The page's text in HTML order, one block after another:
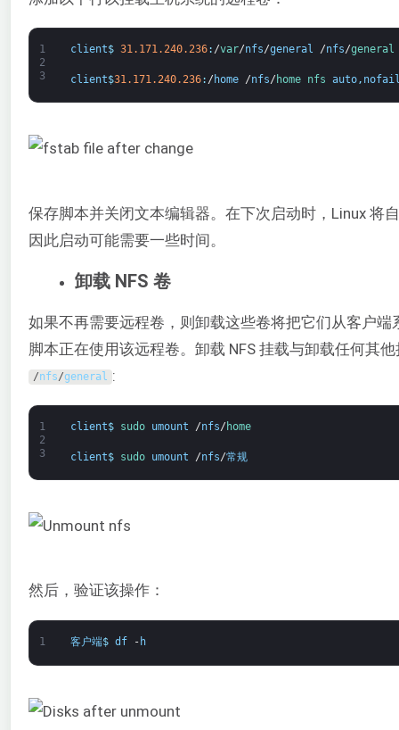
1
2
3
client$ 31.171.240.236: /var/nfs/general /nfs/
client$31.171.240.236: / home /nfs/ home nfs auto,
保存脚本并关闭文本编辑器。在下次启动时，Linux 将
因此启动可能需要一些时间。
卸载 NFS 卷
如果不再需要远程卷，则卸载这些卷将把它们从客户
脚本正在使用该远程卷。卸载 NFS 挂载与卸载任何其
/nfs/general :
1
2
3
client$ sudo umount /nfs/ home
client$ sudo umount /nfs/常规
然后，验证该操作：
1 客户端$ df - h